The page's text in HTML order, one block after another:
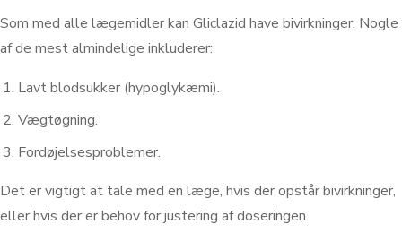
Som med alle lægemidler kan Gliclazid have bivirkninger. Nogle
af de mest almindelige inkluderer:
Lavt blodsukker (hypoglykæmi).
Vægtøgning.
Fordøjelsesproblemer.
Det er vigtigt at tale med en læge, hvis der opstår bivirkninger,
eller hvis der er behov for justering af doseringen.